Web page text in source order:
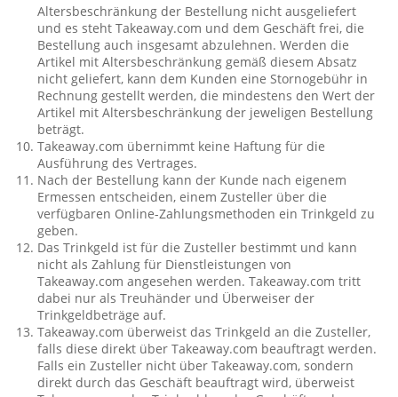
Altersbeschränkung der Bestellung nicht ausgeliefert
und es steht Takeaway.com und dem Geschäft frei, die
Bestellung auch insgesamt abzulehnen. Werden die
Artikel mit Altersbeschränkung gemäß diesem Absatz
nicht geliefert, kann dem Kunden eine Stornogebühr in
Rechnung gestellt werden, die mindestens den Wert der
Artikel mit Altersbeschränkung der jeweligen Bestellung
beträgt.
Takeaway.com übernimmt keine Haftung für die
Ausführung des Vertrages.
Nach der Bestellung kann der Kunde nach eigenem
Ermessen entscheiden, einem Zusteller über die
verfügbaren Online-Zahlungsmethoden ein Trinkgeld zu
geben.
Das Trinkgeld ist für die Zusteller bestimmt und kann
nicht als Zahlung für Dienstleistungen von
Takeaway.com angesehen werden. Takeaway.com tritt
dabei nur als Treuhänder und Überweiser der
Trinkgeldbeträge auf.
Takeaway.com überweist das Trinkgeld an die Zusteller,
falls diese direkt über Takeaway.com beauftragt werden.
Falls ein Zusteller nicht über Takeaway.com, sondern
direkt durch das Geschäft beauftragt wird, überweist